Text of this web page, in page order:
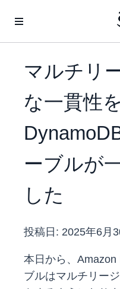
マルチリ
な一貫性
ーブルが
した
投稿日: 2025年6月
本日から、
ブルはマルチリー